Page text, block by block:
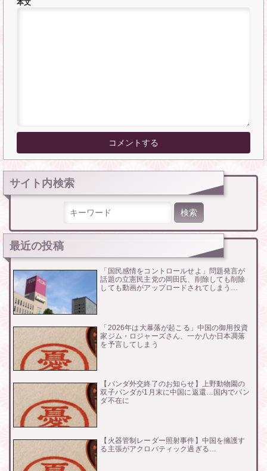
本文
サイト内検索
最近の投稿
「国民感情をコントロールせよ」問題発言が
話題の立憲民主党の岡田氏、削除しても削除
しても動画がアップロードされてしまう…
「2026年は大暴落が起こる」中国の御用投資
家ジム・ロジャーズさん、一か八か日本凋落
を予言してしまう
【パンダ外交終了のお知らせ】上野動物園の
双子パンダが1月末に中国に返還…国内でパン
ダ不在に
【火器管制レーダー照射事件】中国を擁護す
る主張がアクロバティック過ぎる…